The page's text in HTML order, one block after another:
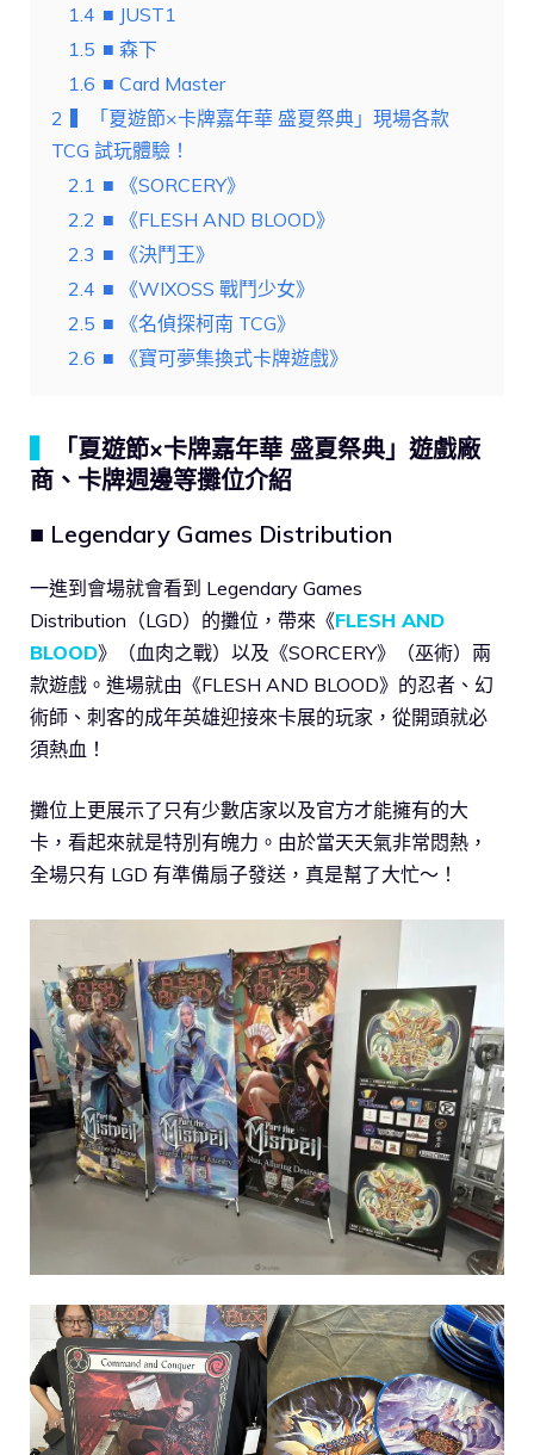
1.4 ■ JUST1
1.5 ■ 森下
1.6 ■ Card Master
2
▍「夏遊節×卡牌嘉年華 盛夏祭典」現場各款
TCG 試玩體驗！
2.1 ■ 《SORCERY》
2.2 ■ 《FLESH AND BLOOD》
2.3 ■ 《決鬥王》
2.4 ■ 《WIXOSS 戰鬥少女》
2.5 ■ 《名偵探柯南 TCG》
2.6 ■ 《寶可夢集換式卡牌遊戲》
「夏遊節×卡牌嘉年華 盛夏祭典」遊戲廠
商、卡牌週邊等攤位介紹
■ Legendary Games Distribution
一進到會場就會看到 Legendary Games
Distribution（LGD）的攤位，帶來《FLESH AND
BLOOD》（血肉之戰）以及《SORCERY》（巫術）兩
款遊戲。進場就由《FLESH AND BLOOD》的忍者、幻
術師、刺客的成年英雄迎接來卡展的玩家，從開頭就必
須熱血！
攤位上更展示了只有少數店家以及官方才能擁有的大
卡，看起來就是特別有魄力。由於當天天氣非常悶熱，
全場只有 LGD 有準備扇子發送，真是幫了大忙～！